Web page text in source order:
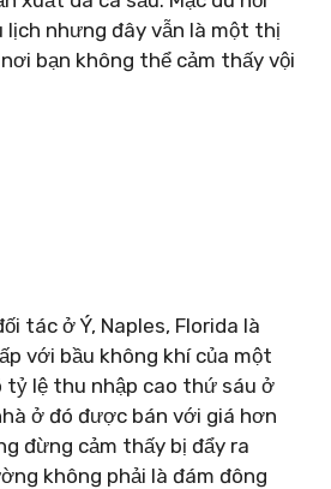
lịch nhưng đây vẫn là một thị
bạn không thể cảm thấy vội
tác ở Ý, Naples, Florida là
với bầu không khí của một
tỷ lệ thu nhập cao thứ sáu ở
ở đó được bán với giá hơn
đừng cảm thấy bị đẩy ra
không phải là đám đông